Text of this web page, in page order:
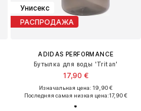
Унисекс
РАСПРОДАЖА
ADIDAS PERFORMANCE
Бутылка для воды 'Tritan'
17,90 €
Изначальная цена: 19,90 €
Последняя самая низкая цена:17,90 €